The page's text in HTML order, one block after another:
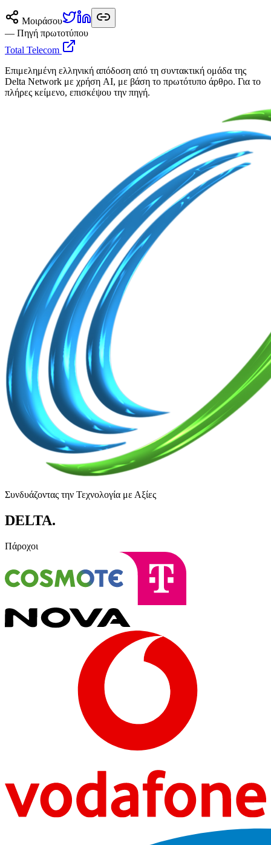
Μοιράσου
— Πηγή πρωτοτύπου
Total Telecom
Επιμελημένη ελληνική απόδοση από τη συντακτική ομάδα της
Delta Network με χρήση AI, με βάση το πρωτότυπο άρθρο. Για το
πλήρες κείμενο, επισκέψου την πηγή.
Συνδυάζοντας την Τεχνολογία με Αξίες
DELTA.
Πάροχοι